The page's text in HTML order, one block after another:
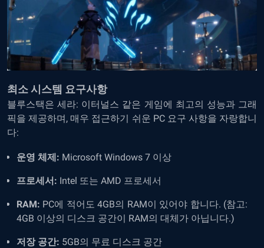
최소 시스템 요구사항
블루스택은 세라: 이터널스 같은 게임에 최고의 성능과 그래
픽을 제공하며, 매우 접근하기 쉬운 PC 요구 사항을 자랑합니
다:
운영 체제: Microsoft Windows 7 이상
프로세서: Intel 또는 AMD 프로세서
RAM: PC에 적어도 4GB의 RAM이 있어야 합니다. (참고:
4GB 이상의 디스크 공간이 RAM의 대체가 아닙니다.)
저장 공간: 5GB의 무료 디스크 공간